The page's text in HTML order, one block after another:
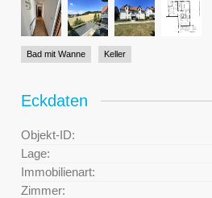
Bad mit Wanne Keller
Eckdaten
Objekt-ID:
Lage:
Immobilienart:
Zimmer: